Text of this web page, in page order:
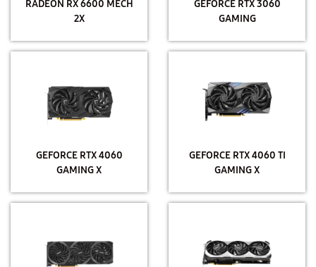
RADEON RX 6600 MECH
2X
GEFORCE RTX 3060
GAMING
GEFORCE RTX 4060
GAMING X
GEFORCE RTX 4060 TI
GAMING X